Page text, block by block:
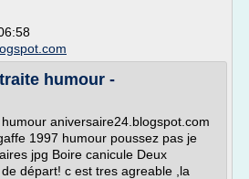
humour -
aniversaire24.blogspot.com
1997 humour poussez pas je
jpg Boire canicule Deux
départ! c est tres agreable ,la